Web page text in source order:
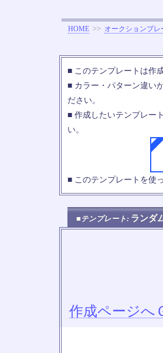
HOME >> オークションプレ
■ このテンプレートは作
■ カラー・パターン違い
ださい。
■ 作成したいテンプレー
い。
■ このテンプレートを使
■テンプレート: ランダ
作成ページへ